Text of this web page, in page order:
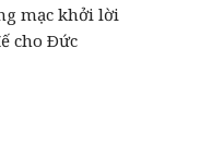
mạc khởi lời
cho Ðức